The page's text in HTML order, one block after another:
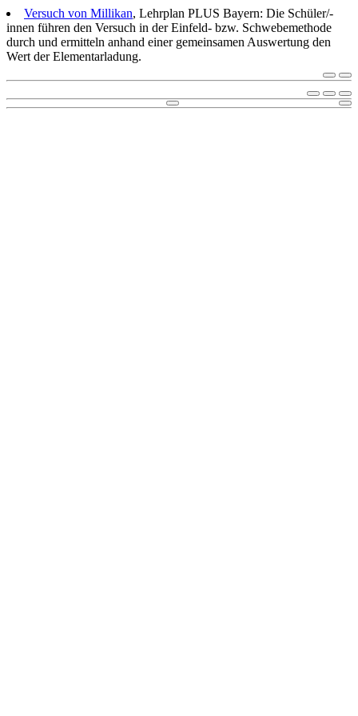
Versuch von Millikan, Lehrplan PLUS Bayern: Die Schüler/-
innen führen den Versuch in der Einfeld- bzw. Schwebemethode
durch und ermitteln anhand einer gemeinsamen Auswertung den
Wert der Elementarladung.